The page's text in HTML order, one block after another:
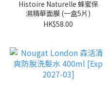
Histoire Naturelle 蜂蜜保
濕精華面膜 (一盒5片)
HK$58.00